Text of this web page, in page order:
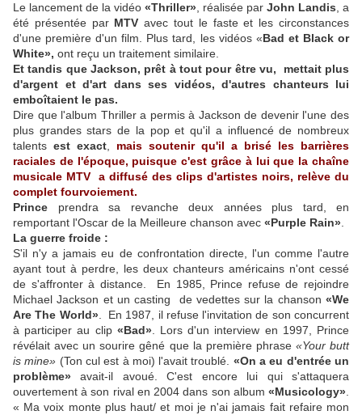
Le lancement de la vidéo «Thriller» , réalisée par John Landis , a
été présentée par MTVavec tout le faste et les circonstances
d'une première d'un film. Plus tard, les vidéos «Bad et Black or
White», ont reçu un traitement similaire.
Et tandis que Jackson, prêt à tout pour être vu, mettait plus
d'argent et d'art dans ses vidéos, d'autres chanteurs lui
emboîtaient le pas.
Dire que l'album Thriller a permis à Jackson de devenir l'une des
plus grandes stars de la pop et qu'il a influencé de nombreux
talents est exact
mais soutenir qu'il a brisé les barrières
raciales de l'époque, puisque c'est grâce à lui que la chaîne
musicale MTV a diffusé des clips d'artistes noirs, relève du
complet fourvoiement.
Prince prendra sa revanche deux années plus tard, en
remportant l'Oscar de la Meilleure chanson avec «Purple Rain»
La guerre froide :
S'il n'y a jamais eu de confrontation directe, l'un comme l'autre
ayant tout à perdre, les deux chanteurs américains n'ont cessé
de s'affronter à distance. En 1985, Prince refuse de rejoindre
Michael Jackson et un casting de vedettes sur la chanson «We
Are The World». En 1987, il refuse l'invitation de son concurrent
à participer au clip «Bad». Lors d'un interview en 1997, Prince
révélait avec un sourire gêné que la première phrase «Your butt
is mine» (Ton cul est à moi) l'avait troublé. «On a eu d'entrée un
problème» avait-il avoué. C'est encore lui qui s'attaquera
ouvertement à son rival en 2004 dans son album «Musicology»
« Ma voix monte plus haut/ et moi je n'ai jamais fait refaire mon